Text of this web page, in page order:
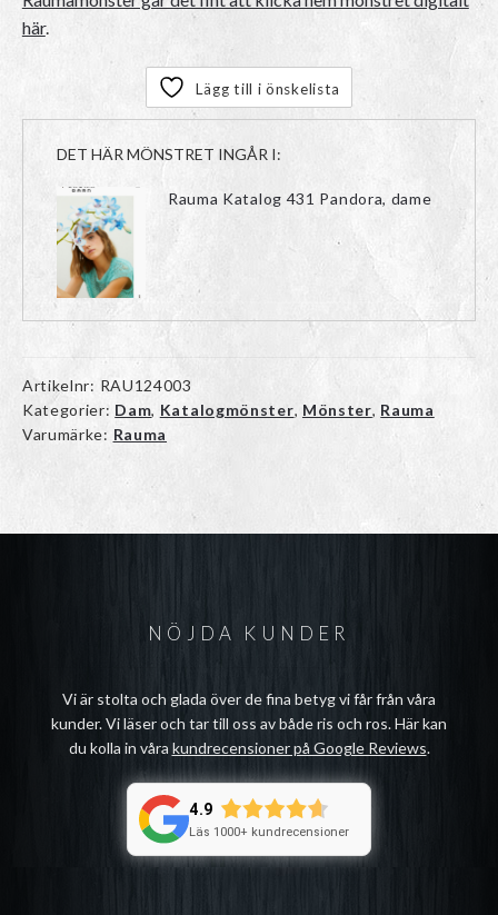
här.
Lägg till i önskelista
DET HÄR MÖNSTRET INGÅR I:
Rauma Katalog 431 Pandora, dame
Artikelnr: RAU124003
Kategorier: Dam, Katalogmönster, Mönster, Rauma
Varumärke: Rauma
NÖJDA KUNDER
Vi är stolta och glada över de fina betyg vi får från våra
kunder. Vi läser och tar till oss av både ris och ros. Här kan
du kolla in våra kundrecensioner på Google Reviews.
4.9
Läs 1000+ kundrecensioner